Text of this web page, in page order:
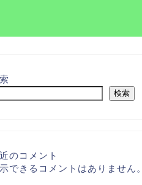
検索
のコメント
できるコメントはありません。